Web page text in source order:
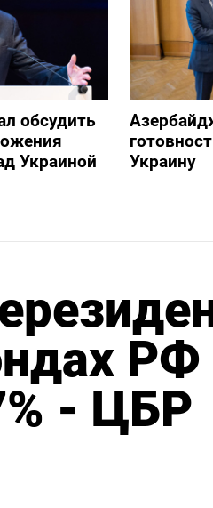
обсудить
Украиной
Украину
РФ
- ЦБР